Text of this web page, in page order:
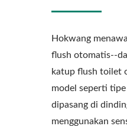
Hokwang
flush otomatis--
katup flush toilet
model seperti
dipasang di
menggunakan